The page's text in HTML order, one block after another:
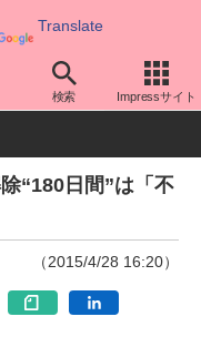
Translate
検索 Impressサイト
キーパーソン
“180日間”は「不
（2015/4/28 16:20）